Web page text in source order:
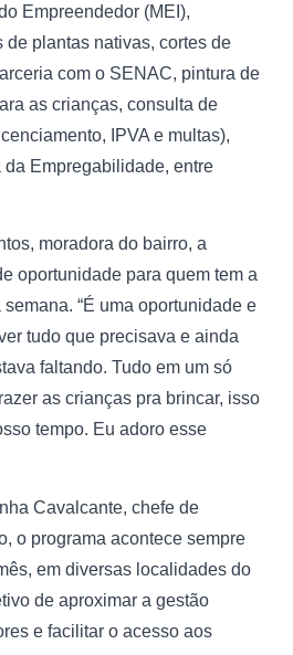
Empreendedor (MEI),
plantas nativas, cortes de
com o SENAC, pintura de
as crianças, consulta de
IPVA e multas),
Empregabilidade, entre
moradora do bairro, a
oportunidade para quem tem a
“É uma oportunidade e
tudo que precisava e ainda
faltando. Tudo em um só
as crianças pra brincar, isso
tempo. Eu adoro esse
Cavalcante, chefe de
o programa acontece sempre
em diversas localidades do
de aproximar a gestão
e facilitar o acesso aos